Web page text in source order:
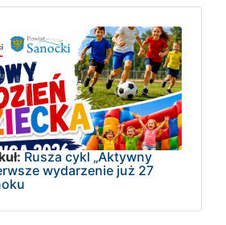
Rusza cykl „Aktywny
wydarzenie już 27